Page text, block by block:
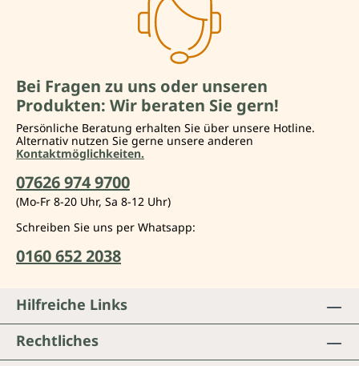
Bei Fragen zu uns oder unseren
Produkten: Wir beraten Sie gern!
Persönliche Beratung erhalten Sie über unsere Hotline.
Alternativ nutzen Sie gerne unsere anderen
Kontaktmöglichkeiten.
07626 974 9700
(Mo-Fr 8-20 Uhr, Sa 8-12 Uhr)
Schreiben Sie uns per Whatsapp:
0160 652 2038
Hilfreiche Links
Rechtliches